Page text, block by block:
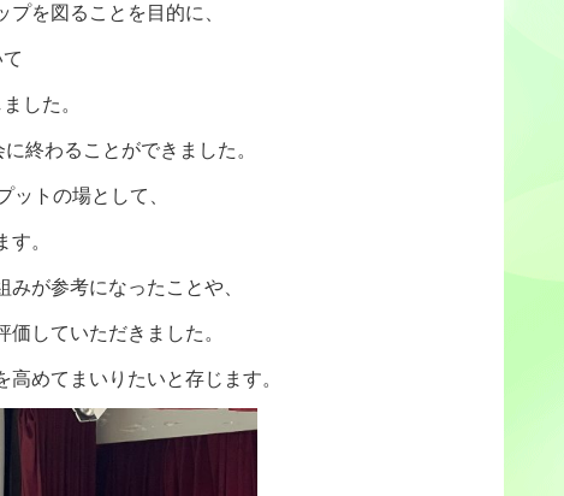
を図ることを目的に、
した。
終わることができました。
ットの場として、
。
が参考になったことや、
していただきました。
めてまいりたいと存じます。